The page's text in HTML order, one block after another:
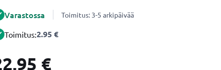
Varastossa Toimitus: 3-5 arkipäivää
Toimitus:2.95 €
€